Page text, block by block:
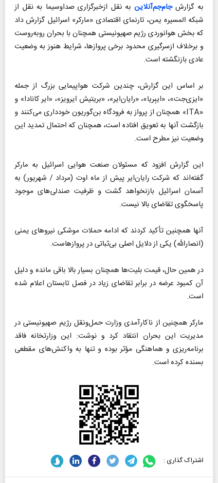
به گزارشجام‌جم‌آنلاین به نقل ازخبرگزاری صداوسیما به نقل از
شبکه المسیره یمن، تارنمای اقتصادی «مارکر» اسرائیل گزارش داد
که بخش هوانوردی رژیم صهیونیستی همچنان با بحران روبه‌روست
و برخلاف ازسرگیری محدود برخی پروازها، شرایط هنوز به وضعیت
عادی بازنگشته است.
بر اساس این گزارش، چندین شرکت هواپیمایی بزرگ از جمله
«ایزی‌جت»، «ایبِریا»، «رایان‌ایر»، «بریتیش ایرویز»، «ایر کانادا» و
«ITA» همچنان از پرواز به فرودگاه بن‌گوریون خودداری می‌کنند و
بازگشت آنها به تعویق افتاده است، همچنان که احتمال تمدید این
وضعیت نیز مطرح است.
این گزارش افزود که مسئولان صنعت هوایی اسرائیل به مارکر
گفته‌اند که شرکت رایان‌ایر پیش از ماه اوت (مرداد / شهریور) به
آسمان اسرائیل بازنخواهد گشت و ظرفیت صندلی‌های موجود
پاسخگوی تقاضای بالا نیست.
آنها همچنین تأکید کردند که ادامه حملات موشکی نیرو‌های یمنی
(انصارالله) یکی از دلایل اصلی بی‌ثباتی در پروازهاست.
در همین حال، قیمت بلیت‌ها همچنان بسیار بالا باقی مانده و دلیل
آن کمبود عرضه در برابر تقاضای زیاد در فصل تابستان اعلام شده
است.
مارکر همچنین از ناکارآمدی وزارت حمل‌ونقل رژیم صهیونیستی در
مدیریت این بحران انتقاد کرد و نوشت: این وزارتخانه فاقد
برنامه‌ریزی و هماهنگی مؤثر بوده و تنها به واکنش‌های مقطعی
بسنده کرده است.
اشتراک گذاری :